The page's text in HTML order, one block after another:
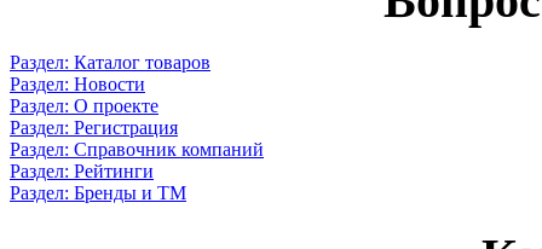
Раздел: Каталог товаров
Раздел: Новости
Раздел: О проекте
Раздел: Регистрация
Раздел: Справочник компаний
Раздел: Рейтинги
Раздел: Бренды и ТМ